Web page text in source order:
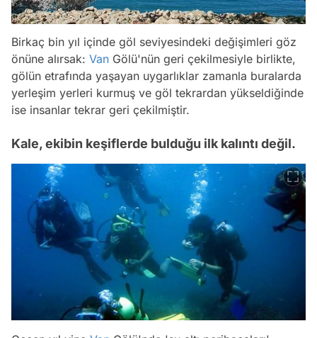
Birkaç bin yıl içinde göl seviyesindeki değişimleri göz
önüne alırsak: Van Gölü'nün geri çekilmesiyle birlikte,
gölün etrafında yaşayan uygarlıklar zamanla buralarda
yerleşim yerleri kurmuş ve göl tekrardan yükseldiğinde
ise insanlar tekrar geri çekilmiştir.
Kale, ekibin keşiflerde bulduğu ilk kalıntı değil.